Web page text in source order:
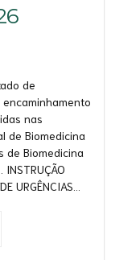
de
nas
de Biomedicina
de Biomedicina
URGÊNCIAS...